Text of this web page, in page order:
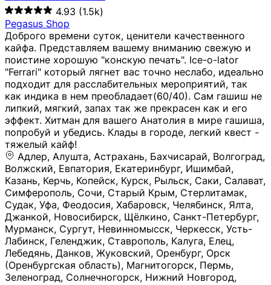
4.93 (1.5k)
Pegasus Shop
Доброго времени суток, ценители качественного
кайфа. Представляем вашему вниманию свежую и
поистине хорошую "конскую печать". Ice-o-lator
"Ferrari" который лягнет вас точно неслабо, идеально
подходит для расслабительных мероприятий, так
как индика в нем преобладает(60/40). Сам гашиш не
липкий, мягкий, запах так же прекрасен как и его
эффект. Хитман для вашего Анатолия в мире гашиша,
попробуй и убедись. Клады в городе, легкий квест -
тяжелый кайф!
Адлер, Алушта, Астрахань, Бахчисарай, Волгоград, Волжский, Евпатория, Екатеринбург, Ишимбай, Казань, Керчь, Копейск, Курск, Рыльск, Саки, Салават, Симферополь, Сочи, Старый Крым, Стерлитамак, Судак, Уфа, Феодосия, Хабаровск, Челябинск, Ялта, Джанкой, Новосибирск, Щёлкино, Санкт-Петербург, Мурманск, Сургут, Невинномысск, Черкесск, Усть-Лабинск, Геленджик, Ставрополь, Калуга, Елец, Лебедянь, Данков, Жуковский, Оренбург, Орск (Оренбургская область), Магнитогорск, Пермь, Зеленоград, Солнечногорск, Нижний Новгород, Лысково, Заволжье, Кстово, Балахна (Нижегородская область), Богородск, Бор (Нижегородская область), Саратов, Энгельс, Ижевск, Тюмень, Ростов-на-Дону, Шахты, Новочеркасск, Батайск, Аксай, Люберцы, Истра, Москва, Армавир, Краснодар, Магадан, Самара, Анапа, Славянск-на-Кубани, Чаплыгин, Липецк, Нижний Тагил, Орехово-Зуево, Усть-Джегута, Лянтор, Нефтеюганск, Пыть-Ях, Урень, Ветлуга, Шахунья, Новороссийск, Крымск, Тимашёвск, Тольятти, Воткинск, Звенигород, Руза, Можайск, Белгород, Воронеж, Соликамск, Нытва, Лысьва (Пермский край), Чусовой, Кунгур, Краснокамск, Миасс, Губаха, Тула, Новомосковск, Донской, Омск, Льгов, Мытищи, Королёв, Ивантеевка, Балашиха, Семилуки, Кудымкар, Старый Оскол, Оса (Пермский край), Одинцово (Московская область), Ханты-Мансийск, Лабинск, Темрюк, Курганинск, Белореченск (Краснодарский край), Алупкa, Губкин, Рязань, Калининград, Усть-Илимск, Фрязино, Минеральные Воды, Пятигорск, Кострома, Ярославль, Коркино, Верхняя Пышма, Подольск, Красноярск, Смоленск, Долгопрудный, Чебоксары, Калачинск, Канск, Киров (Кировская область), Вологда, Рославль, Владивосток, Обнинск, Балабаново (Калужская область), Малоярославец, Брянск, Видное, Ярцево, Вязьма, Гагарин, Приволжск, Фурманов, Чайковский, Кинешма, Горячий Ключ, Улан-Удэ, Туймазы, Дюртюли, Альметьевск, Нефтекамск, Хадыженск, Апшеронск, Майкоп, Уссурийск, Ульяновск, Гатчина, Луга (Ленинградская область), Надым, Ногинск, Электросталь, Железнодорожный (Московская область), Бутурлиновка, Кириллов, Краснознаменск (Калиниградская область), Мышкин, Томмот, Холм, Абакан, Абдулино, Агидель, Агрыз, Адыгейск, Азнакаево, Алатырь, Алдан, Алейск, Александров, Александровск, Алексеевка (Белгородская обл.), Алексин, Амурск, Анадырь, Ангарск, Андреаполь, Анжеро-Судженск, Анива, Апатиты, Арамиль, Ардон, Арзамас, Аркадак, Арсеньев, Артём, Артёмовский, Архангельск, Асбест, Асино, Аткарск, Ахтубинск, Аша, Бабаево (Вологодская область), Бавлы (Республика Татарстан), Байкальск, Бакал, Баксан, Балаклава, Балаково (Саратовская область), Балашов (Саратовская область), Балтийск, Барабинск, Барнаул, Барыш (Ульяновская область), Бежецк, Белая Калитва (Ростовская область), Белебей, Белогорск (Крым), Белозерск, Белокуриха, Беломорск, Белоозёрский (Московская область), Белорецк (Республика Башкортостан), Кызыл, Белоярский (Ханты-Мансийский АО), Бердск, Березники (Пермский край), Берёзовский (Кемеровская область), Берёзовский (Свердловская область), Беслан, Бийск, Бикин, Билибино, Биробиджан, Благовещенск (Амурская область), Благовещенск (Башкортостан), Бобров, Богородицк, Боготол, Богучар, Бокситогорск (Ленинградская область), Бологое (Тверская область), Болхов, Большой Камень (Приморский край), Борисоглебск (Воронежская область), Боровичи (Новгородская область), Боровск, Бородино, Братск, Бронницы (Московская область), Бугульма (Республика Татарстан), Бугуруслан (Оренбургская область), Буинск, Буй, Буйнакск, Валдай, Валуйки, Велиж, Великие Луки, Великий Новгород, Великий Устюг, Вельск, Венёв, Верещагино, Верхнеуральск, Верхний Уфалей, Верхняя Салда, Верхняя Тура, Весьегонск, Вилючинск, Вихоревка, Вичуга, Владикавказ, Волгодонск, Волгореченск, Володарск, Волосово, Волчанск, Вольск, Воркута, Ворсма, Всеволожск (Ленинградская область), Вуктыл, Выкса, Высоковск, Высоцк, Вытегра, Вышний Волочёк, Вяземский, Вязники, Вятские Поляны, Нея, Шилка, Гаврилов Посад, Гаврилов-Ям, Гай, Галич, Гдов, Голицыно, Горно-Алтайск, Горнозаводск, Горняк, Городец, Гороховец, Гремячинск, Грозный, Грязи, Грязовец, Губкинский, Гуково, Гулькевичи, Гурьевск (Калининградская область), Гурьевск (Кемеровская область), Гусев, Гусь-Хрустальный, Давлеканово, Далматово, Дальнегорск, Дегтярск, Дедовск, Демидов, Дербент, Десногорск, Дзержинск, Дзержинский (Московская область), Дивногорск, Димитровград, Дмитровск, Дно, Добрянка, Долинск, Домодедово, Донецк (ДНР), Дорогобуж, Дрезна, Дубна, Дудинка, Духовщина, Дятьково, Егорьевск, Елабуга, Елизово, Ельня (Будет изменено название), Емва, Енисейск, Ермолино, Ершов, Ессентуки, Ефремов, Железноводск, Железногорск (Красноярский край), Железногорск (Курская область), Железногорск-Илимский, Жигулёвск, Жиздра, Жирновск, Жуков, Жуковка, Заводоуковск, Заволжск, Задонск, Заинск, Заозёрный, Заозёрск, Западная Двина, Заполярный, Зарайск, Заречный (Пензенская область), Заречный (Свердловская область), Заринск, Звенигово, Зверево, Зеленогорск ( Ленинградская обл. ), Зеленоградск, Зеленодольск, Зеленокумск, Зерноград, Зима, Змеиногорск, Зубцов, Ивангород, Иваново, Ивдель, Избербаш, Изобильный, Иланский, Инза, Инкерман, Инта, Ипатово, Искитим, Йошкар-Ола, Кадников, Калач, Калач-на-Дону, Калининск, Калтан, Калязин, Камбарка, Каменка (Пензенская область), Каменногорск (Ленинградская область), Каменск-Уральский, Каменск-Шахтинский, Камень-на-Оби, Камешково, Камышин, Канаш, Кандалакша, Карабаново, Карабаш, Карачаевск, Каргат, Каргополь, Карпинск, Карталы, Касимов, Касли, Каспийск, Катав-Ивановск, Катайск, Качканар, Кашин, Кашира, Кемерово, Кемь, Кизел, Кизилюрт, Кизляр, Кимовск, Кимры, Кингисепп, Кинель, Киреевск, Киренск, Киржач, Кириши, Кирово-Чепецк, Кировск (Ленинградская область), Кировск (Мурманская область), Кирсанов, Киселёвск, Кисловодск, Климовск, Клинцы, Княгинино, Ковдор, Ковров, Когалым, Козельск, Козьмодемьянск, Кола, Кологрив, Колпашево, Колпино, Кольчугино, Комсомольск, Комсомольск-на-Амуре, Конаково, Кондопога, Кондрово, Константиновск, Кораблино, Кореновск, Корсаков, Коряжма, Костерёво, Костомукша, Котельники, Котельниково, Котельнич, Котлас, Котовск, Кохма, Красноармейск (Московская область), Краснозаводск, Краснознаменск (Московская область), Краснокаменск, Краснослободск (Волгоградская область), Краснотурьинск, Красноуральск, Красный Сулин, Кремёнки, Кропоткин, Кубинка, Кувшиново (Тверская область), Кудрово, Кулебаки, Кумертау, Курлово, Куровское, Куртамыш, Курчатов, Куса, Кушва, Кыштым, Лабытнанги, Лагань, Лаишево (Республика Татарстан), Лакинск, Лангепас, Лахденпохья, Ленинск-Кузнецкий, Ленск (Республика Саха), Лермонтов (Ставропольский край), Лесозаводск (Приморский край), Лесосибирск, Ливны (Орловская область), Ликино-Дулёво, Липки (Тульская область), Лиски (Воронежская область), Лихославль, Лодейное Поле, Ломоносов (Санкт-Петербург), Лосино-Петровский, Лукоянов, Луховицы, Лыткарино, Любань (Ленинградская область), Любим, Людиново, Магас, Майский, Макаров, Малая Вишера, Малгобек, Мамадыш, Мамоново, Мантурово, Маркс, Махачкала, Мглин, Мегион, Медвежьегорск, Медногорск, Медынь, Меленки, Мелеуз, Менделеевск, Мещовск, Микунь, Миллерово, Минусинск, Миньяр, Мирный (Архангельская область), Мирный (Якутия), Михайловка (Город), Михайловск (Свердловская область), Михайловск (Ставропольский край), Могоча, Можга, Моздок, Мончегорск, Морозовск, Моршанск, Мосальск, Муравленко, Мурино, Муром, Мценск, Мыски, Набережные Челны, Навашино (Нижегородская область), Назарово (Красноярский край), Назрань, Нальчик, Наро-Фоминск, Нарткала, Нарьян-Мар, Находка, Невель (Псковская область), Невельск, Невьянск, Нелидово (Тверская область), Неман, Нерехта (Костромская область), Нерюнгри, Нестеров, Нефтегорск (Самарская область), Нефтекумск, Нижневартовск, Нижнекамск (Республика Татарстан), Нижнеудинск, Нижние Серги, Нижний Ломов, Нижняя Тура, Николаевск-на-Амуре, Никольск (Вологодская область), Никольск (Пензенская область), Новая Ладога, Новая Ляля, Новоалександровск, Новоалтайск, Нововоронеж, Новодвинск, Новозыбков, Новокубанск, Новокуйбышевск, Новомичуринск, Новопавловск, Новоржев, Новосокольники, Новотроицк, Новоульяновск, Новоуральск, Новохопёрск, Новочебоксарск, Новошахтинск, Новый Оскол, Новый Уренгой, Норильск, Нурлат, Нягань, Нязепетровск, Няндома, Облучье, Обоянь, Озёрск (Калининградская область), Озёрск (Челябинская область), Озёры, Октябрьск (Самарская область), Октябрьский (Башкортостан), Окуловка (Новгородская область), Оленегорск, Олонец, Онега, Опочка, Осинники, Осташков, Остров, Острогожск, Отрадный, Оха, Павлово, Павловск (Воронежская область), Павловск (Санкт-Петербург), Павловский Посад, Партизанск, Певек, Пенза, Первоуральск, Перевоз, Пересвет, Переславль-Залесский, Пестово (Новгородская область), Петрозаводск, Петропавловск-Камчатский, Печоры, Пикалёво, Пионерский, Питкяранта, Плавск, Плёс, Подпорожье, Покачи, Покров, Покровск, Полесск, Полысаево, Полярные Зори, Полярный, Поронайск, Порхов, Похвистнево, Почеп, Починок, Пошехонье, Правдинск, Приморск (Калининградская область), Приморско-Ахтарск, Приозерск, Прокопьевск, Протвино, Прохладный, Пугачёв, Пудож, Пустошка, Пушкино, Пущино, Пыталово, Радужный (Владимирская область), Радужный (Ханты-Мансийский АО), Райчихинск, Раменское, Рассказово, Ревда, Реж, Реутов, Родники, Россошь, Ростов (Ярославская обл.), Рошаль, Ртищево, Рубцовск, Рузаевка, Рыбинск, Рыбное, Ряжск, Салехард, Сальск, Саранск, Сарапул, Саров, Сасово, Сатка, Сафоново, Саяногорск, Саянск, Светлогорск, Светлоград, Светлый, Светогорск (Ленинградская область), Свободный, Себеж, Северобайкальск, Северодвинск, Североуральск, Сегежа, Семикаракорск, Сенгилей, Серафимович, Сергач, Сергиев Посад, Сердобск, Сертолово (Ленинградская область), Сестрорецк (Ленинградская область), Сибай, Скопин, Славгород, Сланцы, Слободской, Слюдянка, Собинка, Советск (Кировская область), Советск (Калининградская область), Советск (Тульская область), Советская Гавань, Советский (Ханты-Мансийский АО), Сокол (Вологодская область), Солигалич, Соль-Илецк, Сольцы, Сортавала, Сосенский, Сосновоборск, Сосновый Бор (Ленинградская область), Сосногорск, Спас-Клепики, Спасск-Рязанский, С